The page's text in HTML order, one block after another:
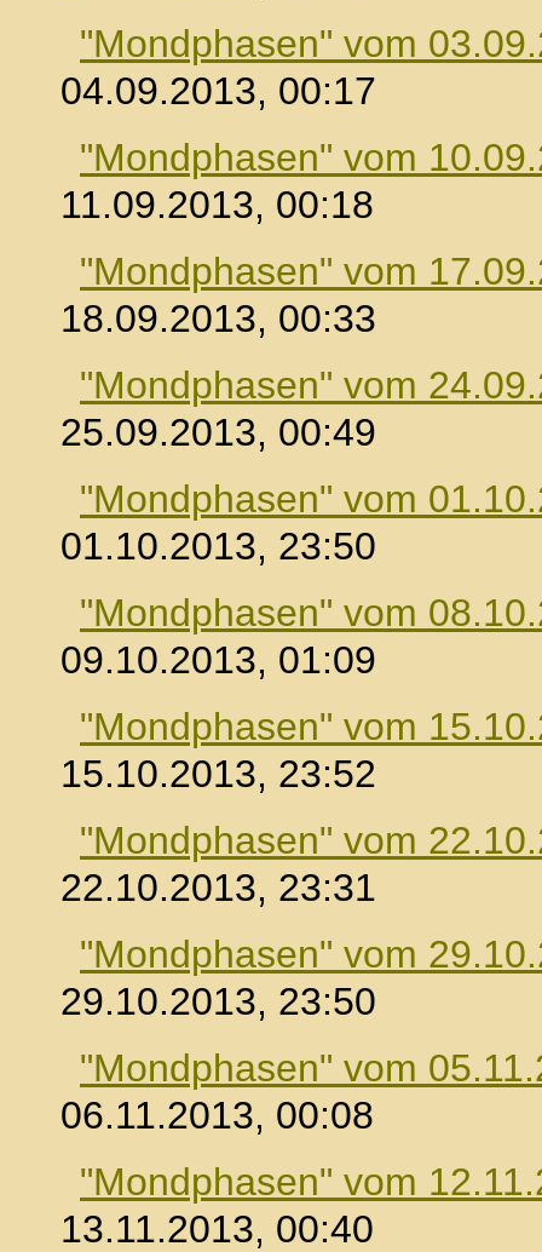
"Mondphasen" vom
04.09.2013, 00:17
"Mondphasen" vom
11.09.2013, 00:18
"Mondphasen" vom
18.09.2013, 00:33
"Mondphasen" vom
25.09.2013, 00:49
"Mondphasen" vom
01.10.2013, 23:50
"Mondphasen" vom
09.10.2013, 01:09
"Mondphasen" vom
15.10.2013, 23:52
"Mondphasen" vom
22.10.2013, 23:31
"Mondphasen" vom
29.10.2013, 23:50
"Mondphasen" vom
06.11.2013, 00:08
"Mondphasen" vom
13.11.2013, 00:40